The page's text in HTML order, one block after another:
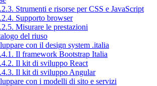
Strumenti e risorse per CSS e JavaScript
Supporto browser
Misurare le prestazioni
del riuso
con il design system .italia
Il framework Bootstrap Italia
Il kit di sviluppo React
Il kit di sviluppo Angular
con i modelli di sito e servizi